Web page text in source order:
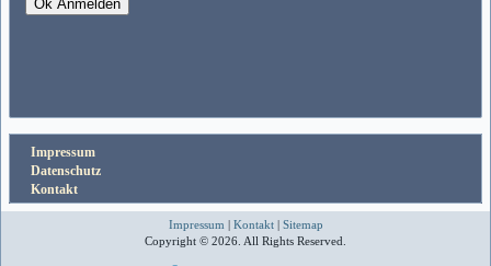
Impressum
Datenschutz
Kontakt
Impressum | Kontakt| Sitemap
Copyright © 2026. All Rights Reserved.